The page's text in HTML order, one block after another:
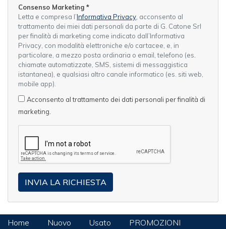
Consenso Marketing *
Letta e compresa l’Informativa Privacy, acconsento al
trattamento dei miei dati personali da parte di G. Catone Srl
per finalità di marketing come indicato dall’Informativa
Privacy, con modalità elettroniche e/o cartacee, e, in
particolare, a mezzo posta ordinaria o email, telefono (es.
chiamate automatizzate, SMS, sistemi di messaggistica
istantanea), e qualsiasi altro canale informatico (es. siti web,
mobile app).
Acconsento al trattamento dei dati personali per finalità di
marketing.
Home Nuovo Usato
PROMOZIONI